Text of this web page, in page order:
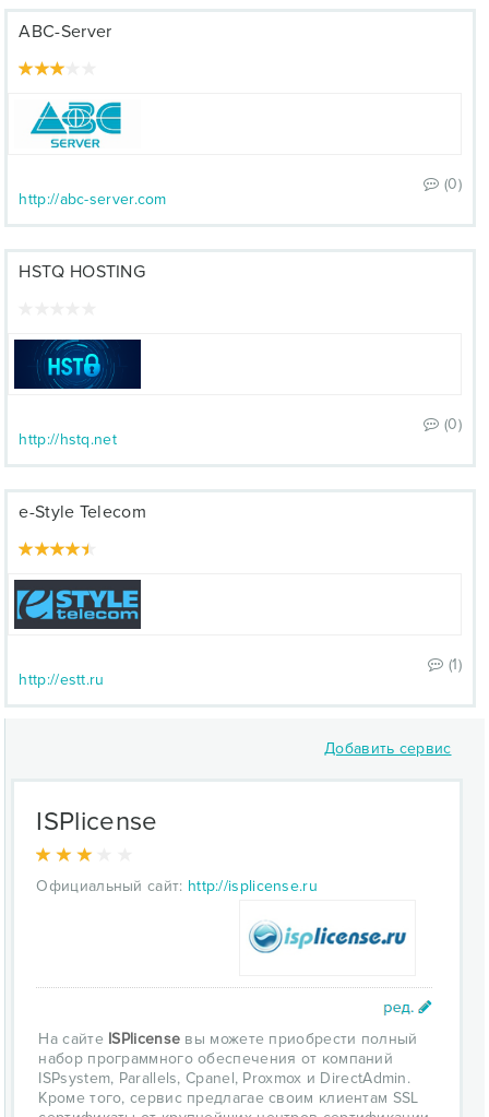
ABC-Server
(0)
http://abc-server.com
HSTQ HOSTING
(0)
http://hstq.net
e-Style Telecom
(1)
http://estt.ru
Добавить сервис
ISPlicense
Официальный сайт: http://isplicense.ru
На сайте ISPlicense вы можете приобрести полный
набор программного обеспечения от компаний
ISPsystem, Parallels, Cpanel, Proxmox и DirectAdmin.
Кроме того, сервис предлагае своим клиентам SSL